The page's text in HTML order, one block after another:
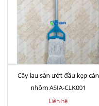
Cây lau sàn ướt đầu kẹp cán
nhôm ASIA-CLK001
Liên hệ